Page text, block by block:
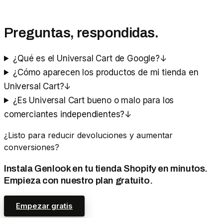
Preguntas, respondidas.
¿Qué es el Universal Cart de Google?↓
¿Cómo aparecen los productos de mi tienda en
Universal Cart?↓
¿Es Universal Cart bueno o malo para los
comerciantes independientes?↓
¿Listo para reducir devoluciones y aumentar
conversiones?
Instala Genlook en tu tienda Shopify en minutos.
Empieza con nuestro plan gratuito.
Empezar gratis